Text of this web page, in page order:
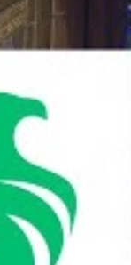
Michael